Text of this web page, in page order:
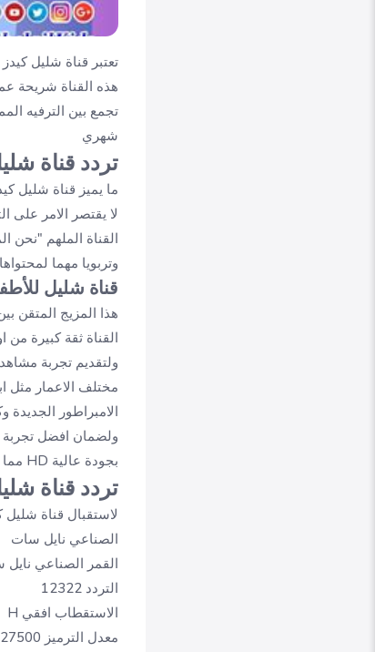
هذه القناة شريحة
تجمع بين الترفيه
شهري
تردد قناة
ما يميز قناة شليل
لا يقتصر الامر على
القناة الملهم "نحن
وتربويا مهما لمحتواها
قناة شليل
هذا المزيج المتقن
القناة ثقة كبيرة من
ولتقديم تجربة
الامبراطور
ولضمان افضل
بجودة عالية HD مما يجعل متابعة الافلام والبرامج اكثر متعة وجاذبية
تردد قناة
لاستقبال قناة
الصناعي نايل سات
القمر الصناعي
التردد 12322
الاستقطاب افقي H
معدل الترميز 27500